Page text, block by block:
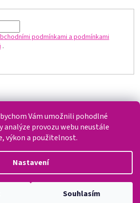
Vám umožnili pohodlné
analýze provozu webu neustále
výkon a použitelnost.
Nastavení
Souhlasím
podmínkami a podmínkami
.
. Všechna práva vyhrazena.Upravit